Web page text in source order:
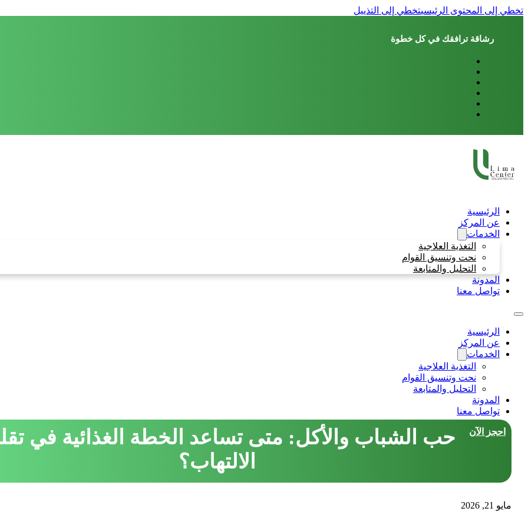
تخطي إلى المحتوى الرئيسيتخطي إلى التذييل
رشاقة ترافقك في كل خطوة
الرئيسية
عن المركز
الخدمات
التغذية العلاجية
نحت وتنسيق القوام
التحليل والمتابعة
المدونة
تواصل معنا
الرئيسية
عن المركز
الخدمات
التغذية العلاجية
نحت وتنسيق القوام
التحليل والمتابعة
المدونة
تواصل معنا
احجز الآن
حب الشباب والأكل: متى تساعد الخطة الغذائية في
الالتهاب؟
مايو 21, 2026